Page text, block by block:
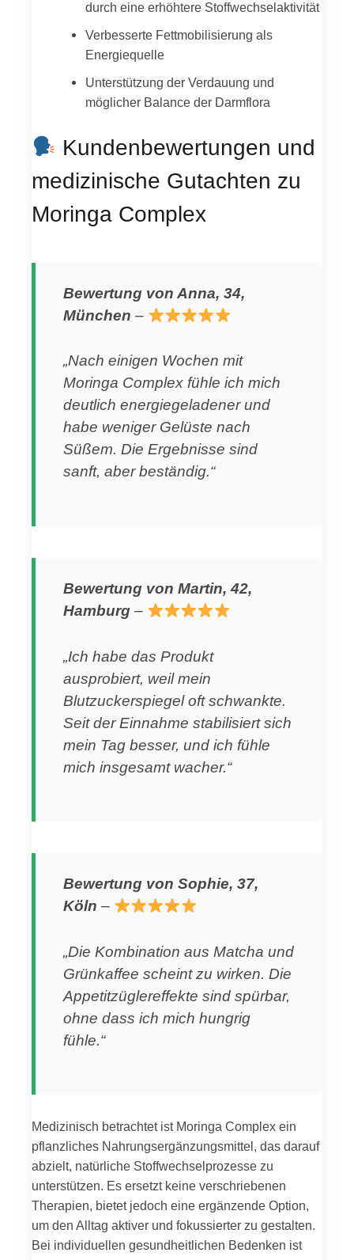
durch eine erhöhtere Stoffwechselaktivität
Verbesserte Fettmobilisierung als
Energiequelle
Unterstützung der Verdauung und
möglicher Balance der Darmflora
Kundenbewertungen und
medizinische Gutachten zu
Moringa Complex
Bewertung von Anna, 34,
München –
„Nach einigen Wochen mit
Moringa Complex fühle ich mich
deutlich energiegeladener und
habe weniger Gelüste nach
Süßem. Die Ergebnisse sind
sanft, aber beständig.“
Bewertung von Martin, 42,
Hamburg –
„Ich habe das Produkt
ausprobiert, weil mein
Blutzuckerspiegel oft schwankte.
Seit der Einnahme stabilisiert sich
mein Tag besser, und ich fühle
mich insgesamt wacher.“
Bewertung von Sophie, 37,
Köln –
„Die Kombination aus Matcha und
Grünkaffee scheint zu wirken. Die
Appetitzüglereffekte sind spürbar,
ohne dass ich mich hungrig
fühle.“
Medizinisch betrachtet ist Moringa Complex ein
pflanzliches Nahrungsergänzungsmittel, das darauf
abzielt, natürliche Stoffwechselprozesse zu
unterstützen. Es ersetzt keine verschriebenen
Therapien, bietet jedoch eine ergänzende Option,
um den Alltag aktiver und fokussierter zu gestalten.
Bei individuellen gesundheitlichen Bedenken ist